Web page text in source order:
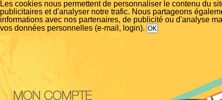
Les cookies nous permettent de personnaliser le contenu du
publicitaires et d'analyser notre trafic. Nous partageons
informations avec nos partenaires, de publicité ou d'analyse
vos données personnelles (e-mail, login).